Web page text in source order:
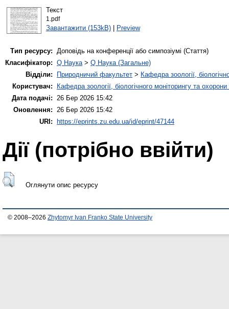
Текст
1.pdf
Завантажити (153kB)| Preview
Тип ресурсу: Доповідь на конференції або симпозіумі (Стаття)
Класифікатор: Q Наука> Q Наука (Загальне)
Відділи:
Природничий факультет > Кафедра зоології,
Користувач:
Кафедра зоології, біологічного моніторингу та
Дата подачі: 26 Бер 2026 15:42
Оновлення: 26 Бер 2026 15:42
URI:
https://eprints.zu.edu.ua/id/eprint/47144
Дії ​​(потрібно ввійти)
Оглянути опис ресурсу
© 2008–2026 Zhytomyr Ivan Franko State University